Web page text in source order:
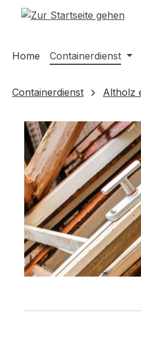
Hauptinhalt springen
Zur Suche springen
Zur Hauptnavigation
Home Containerdienst
Containerdienst Altholz